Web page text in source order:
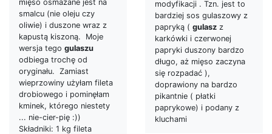
mięso osmażane jest na
smalcu (nie oleju czy
oliwie) i duszone wraz z
kapustą kiszoną. Moje
wersja tego gulaszu
odbiega trochę od
oryginału. Zamiast
wieprzowiny użyłam fileta
drobiowego i pominęłam
kminek, którego niestety
... nie-cier-pię :))
Składniki: 1 kg fileta
modyfikacji . Tzn. jest to
bardziej sos gulaszowy z
papryką ( gulasz z
karkówki i czerwonej
papryki duszony bardzo
długo, aż mięso zaczyna
się rozpadać ),
doprawiony na bardzo
pikantnie ( płatki
paprykowe) i podany z
kluchami